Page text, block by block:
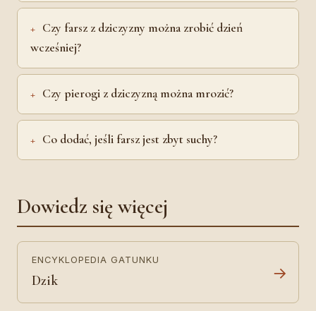
Czy farsz z dziczyzny można zrobić dzień
wcześniej?
Czy pierogi z dziczyzną można mrozić?
Co dodać, jeśli farsz jest zbyt suchy?
Dowiedz się więcej
ENCYKLOPEDIA GATUNKU
Dzik →